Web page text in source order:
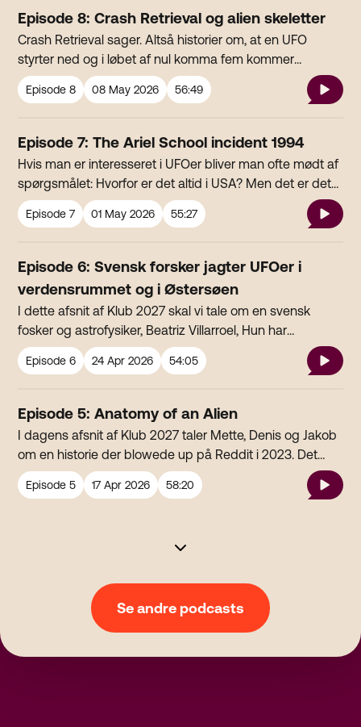
Frederik Uldall.
Episode 8: Crash Retrieval og alien skeletter
Crash Retrieval sager. Altså historier om, at en UFO
styrter ned og i løbet af nul komma fem kommer
toptrænede soldater flyvende ind, overtager
nedstyrtningsstedet og fragter hvad end der måtte
sådanne missioner, og hvorfor? Og så skal vi snakke om
en vild sag, hvor det påstås at man på en crash retrieval
mission har fundet 400 år gamle alien skeletter…
Episode8 08 May 2026 56:49
Episode 7: The Ariel School incident 1994
Hvis man er interesseret i UFOer bliver man ofte mødt af
spørgsmålet: Hvorfor er det altid i USA? Men det er det
heller ikke. I dag skal vi tale om en sager Zimbabwe.
Hvor der i 1994 tilsyneladende landede en UFO på
Episode7 01 May 2026 55:27
Episode 6: Svensk forsker jagter UFOer i
verdensrummet og i Østersøen
I dette afsnit af Klub 2027 skal vi tale om en svensk
fosker og astrofysiker, Beatriz Villarroel, Hun har
undersøgt lys på nattehimlen der forsvinder, og har lavet
peer reviewed forskning der er udgivet i Nature. Og hvis
med en skattejæger, der har fundet noget meget
mystisk på bunden af Østersøen.
Episode6 24 Apr 2026 54:05
Episode 5: Anatomy of an Alien
I dagens afsnit af Klub 2027 taler Mette, Denis og Jakob
om en historie der blowede up på Reddit i 2023. Det
drejer sig om en mystisk whistleblower kaldet OP, der
meget indgående beskrev sit arbejde som
væsener. Er det den vildeste UFO-sag, eller den bedste
Episode5 17 Apr 2026 58:20
Se andre podcasts